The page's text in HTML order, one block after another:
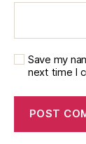
Save my
next time I